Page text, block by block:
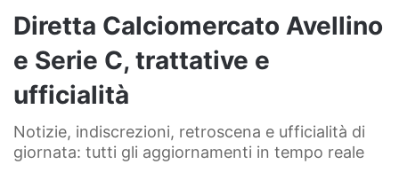
Diretta Calciomercato Avellino
e Serie C, trattative e
ufficialità
Notizie, indiscrezioni, retroscena e ufficialità di
giornata: tutti gli aggiornamenti in tempo reale